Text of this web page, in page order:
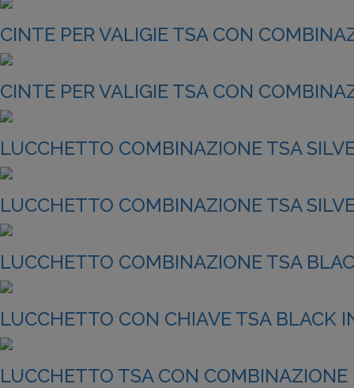
CINTE PER VALIGIE TSA CON
CINTE PER VALIGIE TSA CON
LUCCHETTO COMBINAZIONE TSA
LUCCHETTO COMBINAZIONE TSA
LUCCHETTO COMBINAZIONE TSA
LUCCHETTO CON CHIAVE TSA BLACK
LUCCHETTO TSA CON